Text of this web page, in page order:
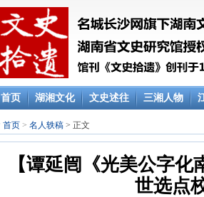
首页 湖湘文化 文史述往 三湘人物
首页 > 名人轶稿 > 正文
【谭延闿《光美公字
世选点